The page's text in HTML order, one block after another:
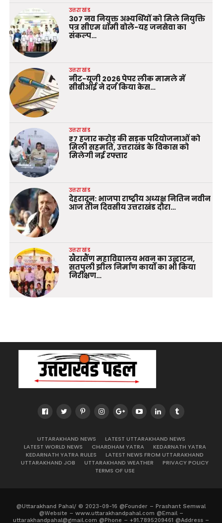
उत्तराखंड
307 नव नियुक्त अभ्यर्थियों को मिले नियुक्ति
पत्र सीएम धामी बोले-यह जनसेवा का
संकल्प…
उत्तराखंड
नीट-यूजी 2026 पेपर लीक मामले में
सीबीआई ने दर्ज किया केस…
उत्तराखंड
₹7 हजार करोड़ की सड़क परियोजनाओं को
मिली सहमति, उत्तराखंड के विकास को
मिलेगी नई रफ्तार
उत्तराखंड
देहरादून: भाजपा राष्ट्रीय अध्यक्ष नितिन नवीन
आज तीन दिवसीय उत्तराखंड दौरा…
उत्तराखंड
खैरासैंण महाविद्यालय भवन का उद्घाटन,
सतपुली झील निर्माण कार्यों का भी किया
निरीक्षण…
UTTARAKHAND NEWS
LATEST UTTARAKHAND NEWS
LATEST WORLD NEWS
CHARDHAM YATRA
KEDARNATH YATRA
KEDARNATH YATRA RULES
LATEST NEWS FROM UTTARAKHAND
UTTARAKHAND JOB
UTTARAKHAND WEATHER
PRIVACY POLICY
TERMS OF USE
@Uttarakhand Pahal/ © 2023-09-16 @Founder – Prashant Semwal
@Website – www.uttarakhandpahal.com @Email –
uttarakhandpahal@gmail.com @Phone – +91.7895209461 @Address –